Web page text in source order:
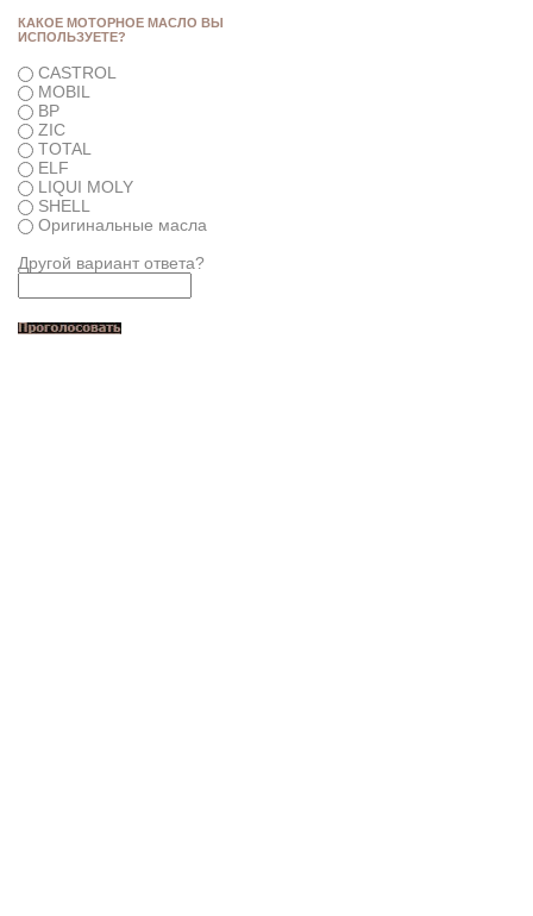
КАКОЕ МОТОРНОЕ МАСЛО ВЫ
ИСПОЛЬЗУЕТЕ?
CASTROL
MOBIL
BP
ZIC
TOTAL
ELF
LIQUI MOLY
SHELL
Оригинальные масла
Другой вариант ответа?